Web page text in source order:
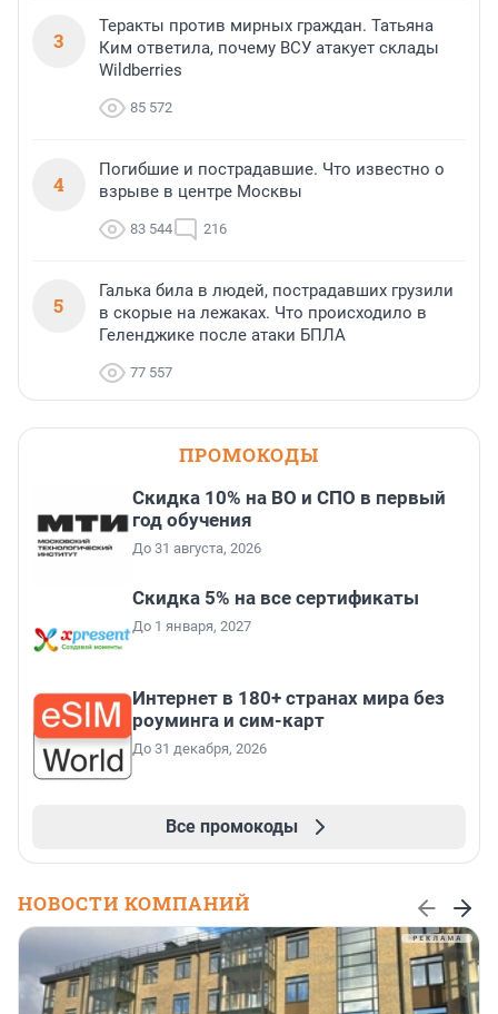
3
Теракты против мирных граждан. Татьяна
Ким ответила, почему ВСУ атакует склады
Wildberries
85 572
4
Погибшие и пострадавшие. Что известно о
взрыве в центре Москвы
83 544 216
5
Галька била в людей, пострадавших грузили
в скорые на лежаках. Что происходило в
Геленджике после атаки БПЛА
77 557
ПРОМОКОДЫ
Скидка 10% на ВО и СПО в первый
год обучения
До 31 августа, 2026
Скидка 5% на все сертификаты
До 1 января, 2027
Интернет в 180+ странах мира без
роуминга и сим-карт
До 31 декабря, 2026
Все промокоды
НОВОСТИ КОМПАНИЙ